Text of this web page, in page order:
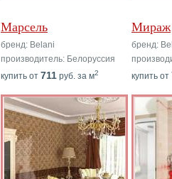
Марсель
бренд: Belani
производитель: Белоруссия
купить от 711 руб. за м2
Мираж
бренд:
купить от